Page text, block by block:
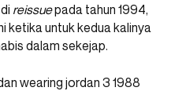
reissuepada tahun 1994,
ketika untuk kedua kalinya
dalam sekejap.